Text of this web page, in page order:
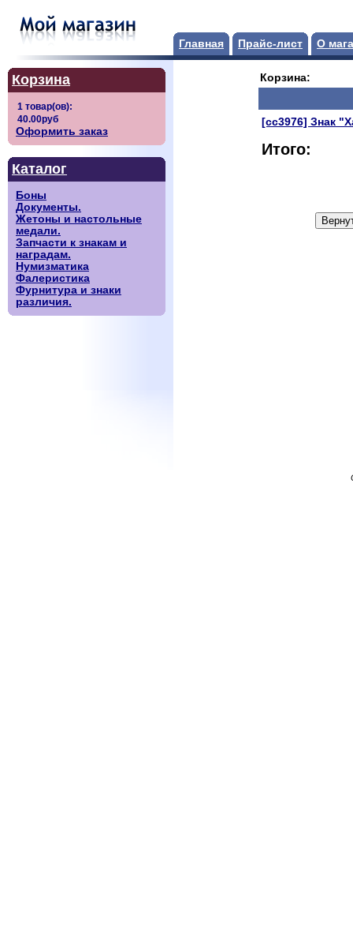
Главная Прайс-лист О
Корзина
Оформить заказ
Каталог
Боны
Документы.
Жетоны и настольные
медали.
Запчасти к знакам и
наградам.
Нумизматика
Фалеристика
Фурнитура и знаки
различия.
Корзина:
[сс3976] Знак
Итого: